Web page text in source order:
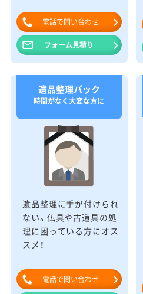
電話で問い合わせ
フォーム見積り
遺品整理パック
時間がなく大変な方に
遺品整理に手が付けられ
ない。仏具や古道具の処
理に困っている方にオス
スメ！
電話で問い合わせ